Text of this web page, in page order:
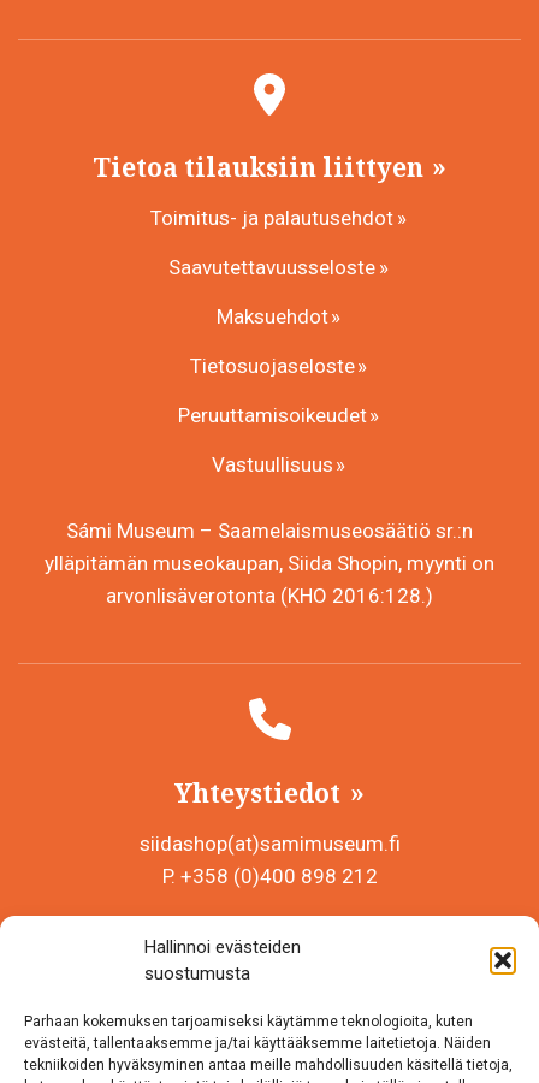
Hallinnoi evästeiden
suostumusta
Parhaan kokemuksen tarjoamiseksi käytämme teknologioita, kuten
evästeitä, tallentaaksemme ja/tai käyttääksemme laitetietoja. Näiden
tekniikoiden hyväksyminen antaa meille mahdollisuuden käsitellä tietoja,
Tietoa tilauksiin liittyen
Toimitus- ja palautusehdot
Saavutettavuusseloste
Maksuehdot
Tietosuojaseloste
Peruuttamisoikeudet
Vastuullisuus
Sámi Museum – Saamelaismuseosäätiö sr.:n
ylläpitämän museokaupan, Siida Shopin, myynti on
arvonlisäverotonta (KHO 2016:128.)
Yhteystiedot
siidashop(at)samimuseum.fi
P. +358 (0)400 898 212
Y-tunnus 0625907-2
Inarintie 46
99870 Inari